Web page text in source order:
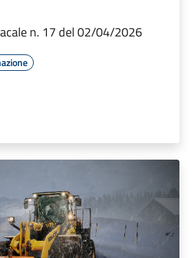
n. 17 del 02/04/2026